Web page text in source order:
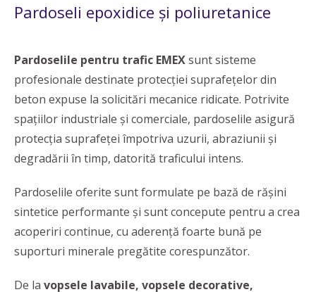
Pardoseli epoxidice și poliuretanice
Pardoselile pentru trafic EMEXsunt sisteme
profesionale destinate protecției suprafețelor din
beton expuse la solicitări mecanice ridicate. Potrivite
spațiilor industriale și comerciale, pardoselile asigură
protecția suprafeței împotriva uzurii, abraziunii și
degradării în timp, datorită traficului intens.
Pardoselile oferite sunt formulate pe bază de rășini
sintetice performante și sunt concepute pentru a crea
acoperiri continue, cu aderență foarte bună pe
suporturi minerale pregătite corespunzător.
De la vopsele lavabile, vopsele decorative,